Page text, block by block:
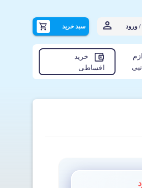
/ ورود سبد خرید
خرید
اقساطی